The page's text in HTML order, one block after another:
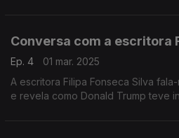
Conversa com a escritora
Ep. 4
01 mar. 2025
A escritora Filipa Fonseca Silva
e revela como Donald Trump teve